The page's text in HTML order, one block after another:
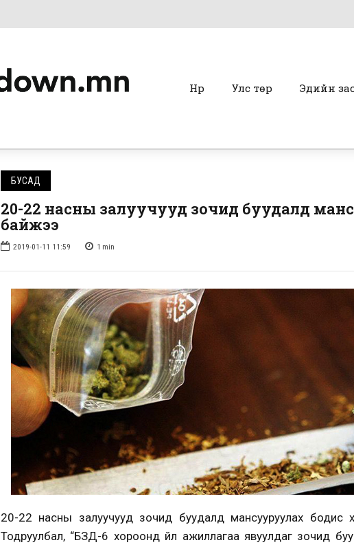
Нүүр Улс төр Эдийн
БУСАД
20-22 насны залуучууд зочид буудалд
байжээ
2019-01-11 11:59 1 min
20-22 насны залуучууд зочид буудалд мансууруулах бодис
Тодруулбал, “БЗД-6 хороонд үйл ажиллагаа явуулдаг зочид